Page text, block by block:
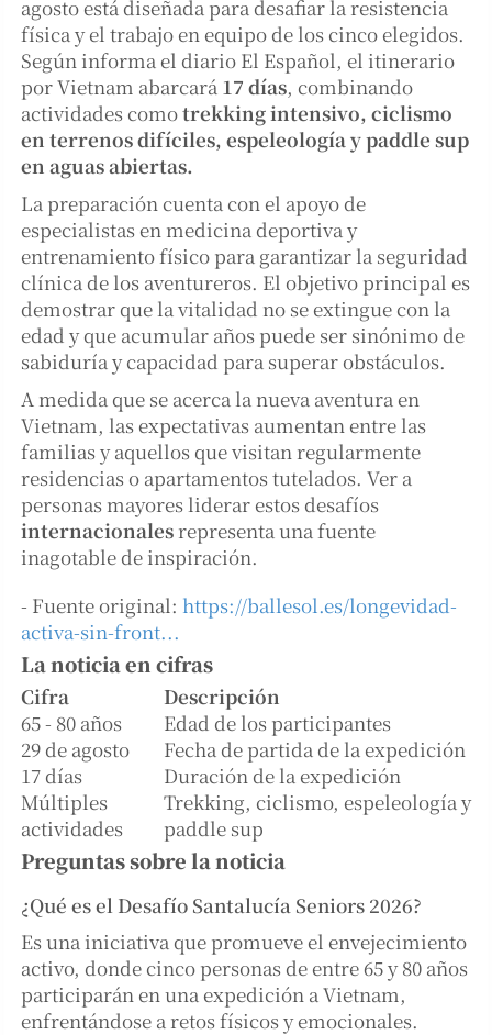
agosto está diseñada para desafiar la resistencia
física y el trabajo en equipo de los cinco elegidos.
Según informa el diario El Español, el itinerario
por Vietnam abarcará 17 días, combinando
actividades comotrekking intensivo, ciclismo
en terrenos difíciles, espeleología y paddle sup
en aguas abiertas.
La preparación cuenta con el apoyo de
especialistas en medicina deportiva y
entrenamiento físico para garantizar la seguridad
clínica de los aventureros. El objetivo principal es
demostrar que la vitalidad no se extingue con la
edad y que acumular años puede ser sinónimo de
sabiduría y capacidad para superar obstáculos.
A medida que se acerca la nueva aventura en
Vietnam, las expectativas aumentan entre las
familias y aquellos que visitan regularmente
residencias o apartamentos tutelados. Ver a
personas mayores liderar estos desafíos
internacionales representa una fuente
inagotable de inspiración.
- Fuente original: https://ballesol.es/longevidad-
activa-sin-front...
La noticia en cifras
Cifra
Descripción
65 - 80 años
Edad de los participantes
29 de agosto
Fecha de partida de la expedición
17 días
Duración de la expedición
Múltiples
actividades
Trekking, ciclismo, espeleología y
paddle sup
Preguntas sobre la noticia
¿Qué es el Desafío Santalucía Seniors 2026?
Es una iniciativa que promueve el envejecimiento
activo, donde cinco personas de entre 65 y 80 años
participarán en una expedición a Vietnam,
enfrentándose a retos físicos y emocionales.